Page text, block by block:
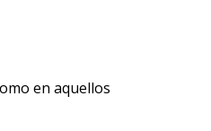
en aquellos